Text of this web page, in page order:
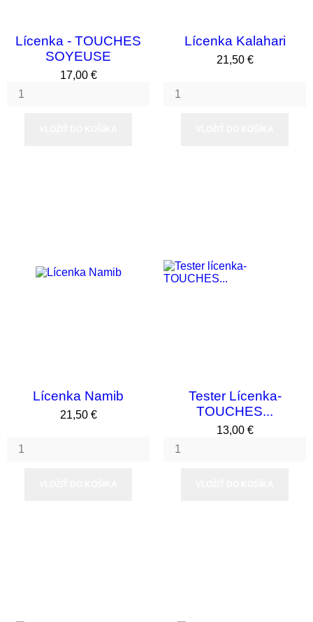
Lícenka - TOUCHES
SOYEUSE
Cena
17,00 €
Lícenka Kalahari
Cena
21,50 €
Lícenka Namib
Cena
21,50 €
Tester Lícenka-
TOUCHES...
Cena
13,00 €